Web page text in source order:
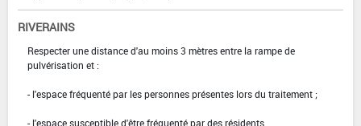
RIVERAINS
Respecter une distance d'au moins 3 mètres entre la rampe de
pulvérisation et :
- l'espace fréquenté par les personnes présentes lors du traitement ;
- l'espace susceptible d'être fréquenté par des résidents.